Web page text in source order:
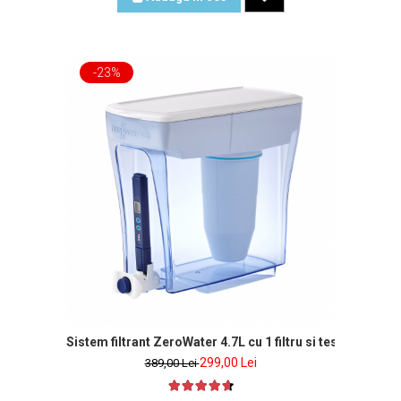
-23%
Sistem filtrant ZeroWater 4.7L cu 1 filtru si tester de apa
389,00 Lei299,00 Lei